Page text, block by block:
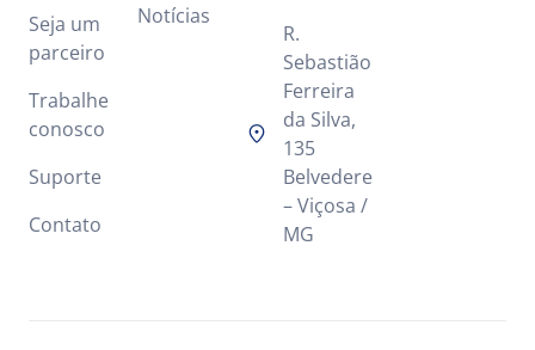
Seja um
parceiro
Trabalhe
conosco
Suporte
Contato
Notícias
R.
Sebastião
Ferreira
da Silva,
135
Belvedere
– Viçosa /
MG